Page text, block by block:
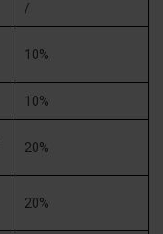
/
10%
10%
20%
20%